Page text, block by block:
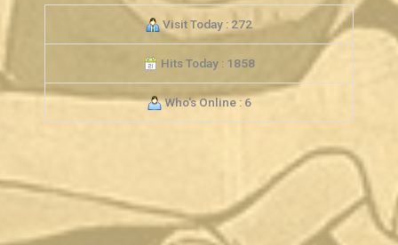
Visit Today : 272
Hits Today : 1858
Who's Online : 6